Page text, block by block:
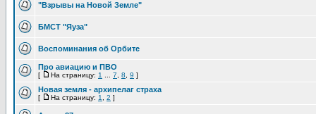
"Взрывы на Новой Земле"
БМСТ "Яуза"
Воспоминания об Орбите
Про авиацию и ПВО
[ На страницу: 1 7 8 9 ]
Новая земля - архипелаг страха
[ На страницу: 1 2 ]